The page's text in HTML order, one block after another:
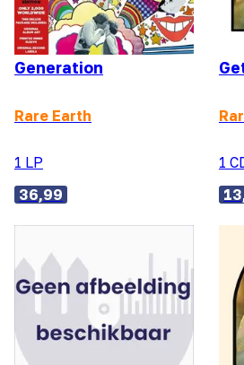
Generation
Rare Earth
1 LP
36,99
1